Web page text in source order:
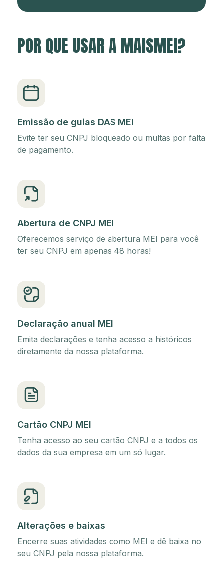
POR QUE USAR A MAISMEI?
Emissão de guias DAS MEI
Evite ter seu CNPJ bloqueado ou multas por falta
de pagamento.
Abertura de CNPJ MEI
Oferecemos serviço de abertura MEI para você
ter seu CNPJ em apenas 48 horas!
Declaração anual MEI
Emita declarações e tenha acesso a históricos
diretamente da nossa plataforma.
Cartão CNPJ MEI
Tenha acesso ao seu cartão CNPJ e a todos os
dados da sua empresa em um só lugar.
Alterações e baixas
Encerre suas atividades como MEI e dê baixa no
seu CNPJ pela nossa plataforma.